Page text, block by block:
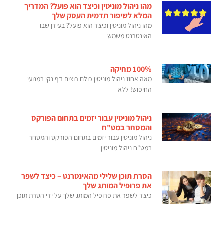
מהו ניהול מוניטין וכיצד הוא פועל? המדריך
המלא לשיפור תדמית העסק שלך
מהו ניהול מוניטין וכיצד הוא פועל? בעידן שבו
האינטרנט משמש
100% מחיקה
מאה אחוז ניהול מוניטין כולם רוצים דף נקי במנועי
החיפוש! ללא
ניהול מוניטין עבור יזמים בתחום הפורקס
והמסחר במט"ח
ניהול מוניטין עבור יזמים בתחום הפורקס והמסחר
במט"ח ניהול מוניטין
הסרת תוכן שלילי מהאינטרנט – כיצד לשפר
את פרופיל המותג שלך
כיצד לשפר את פרופיל המותג שלך על ידי הסרת תוכן